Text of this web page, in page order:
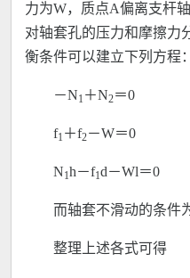
力为W，质点A偏离支杆
对轴套孔的压力和摩擦力
衡条件可以建立下列方程：
－N1 ＋N2＝0
f1 ＋f2－W＝0
N1h－f1d－Wl＝0
而轴套不滑动的条件
整理上述各式可得